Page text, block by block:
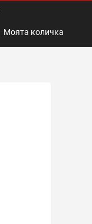
Моята количка